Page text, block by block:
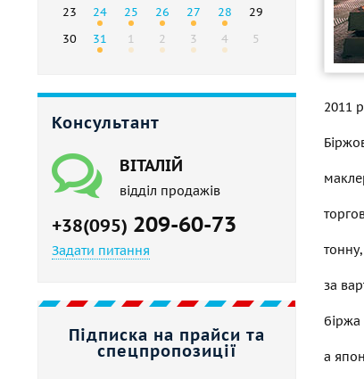
23
24 25 26 27 28
29
30
31 1 2 3 4 5
Консультант
ВІТАЛІЙ
відділ продажів
+38(095) 209-60-73
Задати питання
Підписка на прайси та
спецпропозиції
2011
за
біржа
а